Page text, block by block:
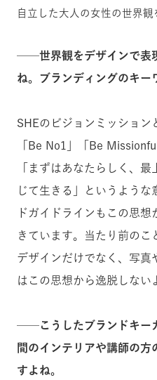
自立した大人の女性の世界観
──世界観をデザインで表
ね。ブランディングのキー
SHEのビジョンミッション
「Be No1」「Be
「まずはあなたらしく、
じて生きる」というよう
ドガイドラインもこの思
きています。当たり前のこ
デザインだけでなく、写真
はこの思想から逸脱しない
──こうしたブランドキー
間のインテリアや講師の方
すよね。